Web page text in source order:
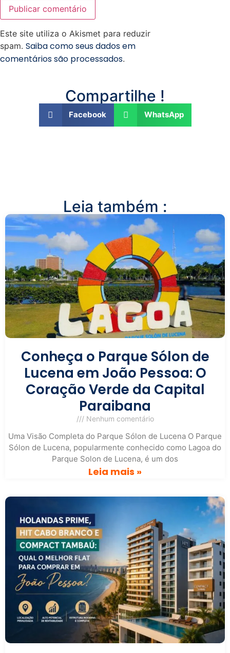
Este site utiliza o Akismet para reduzir
spam. Saiba como seus dados em
comentários são processados.
Compartilhe !
Facebook WhatsApp
Leia também :
Conheça o Parque Sólon de
Lucena em João Pessoa: O
Coração Verde da Capital
Paraibana
Nenhum comentário
Uma Visão Completa do Parque Sólon de Lucena O Parque
Sólon de Lucena, popularmente conhecido como Lagoa do
Parque Solon de Lucena, é um dos
Leia mais »